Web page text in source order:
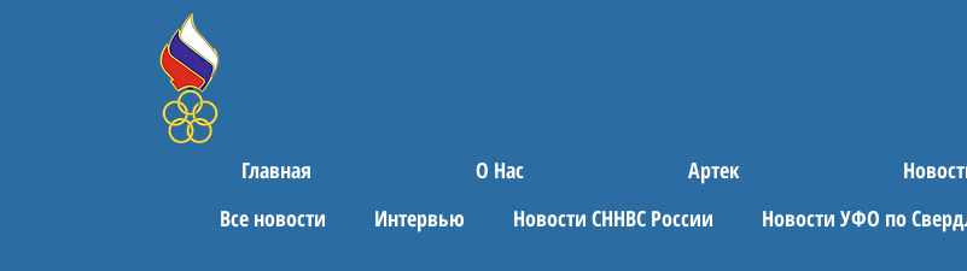
Главная О Нас Артек
Все новости
Интервью Новости СННВС России Новости УФО по